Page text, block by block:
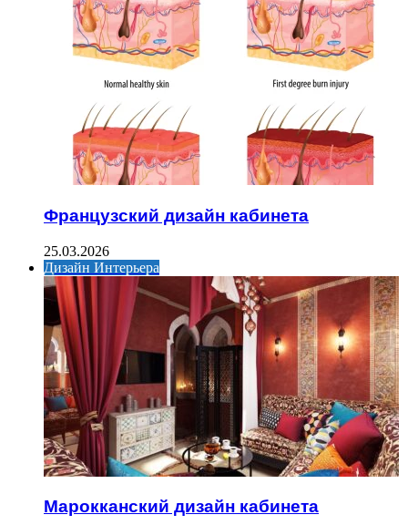
Французский дизайн кабинета
25.03.2026
Дизайн Интерьера
Марокканский дизайн кабинета